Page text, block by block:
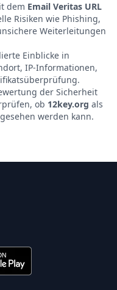
dem Email Veritas URL
Risiken wie Phishing,
Weiterleitungen
Einblicke in
IP-Informationen,
der Sicherheit
ob 12key.org als
werden kann.